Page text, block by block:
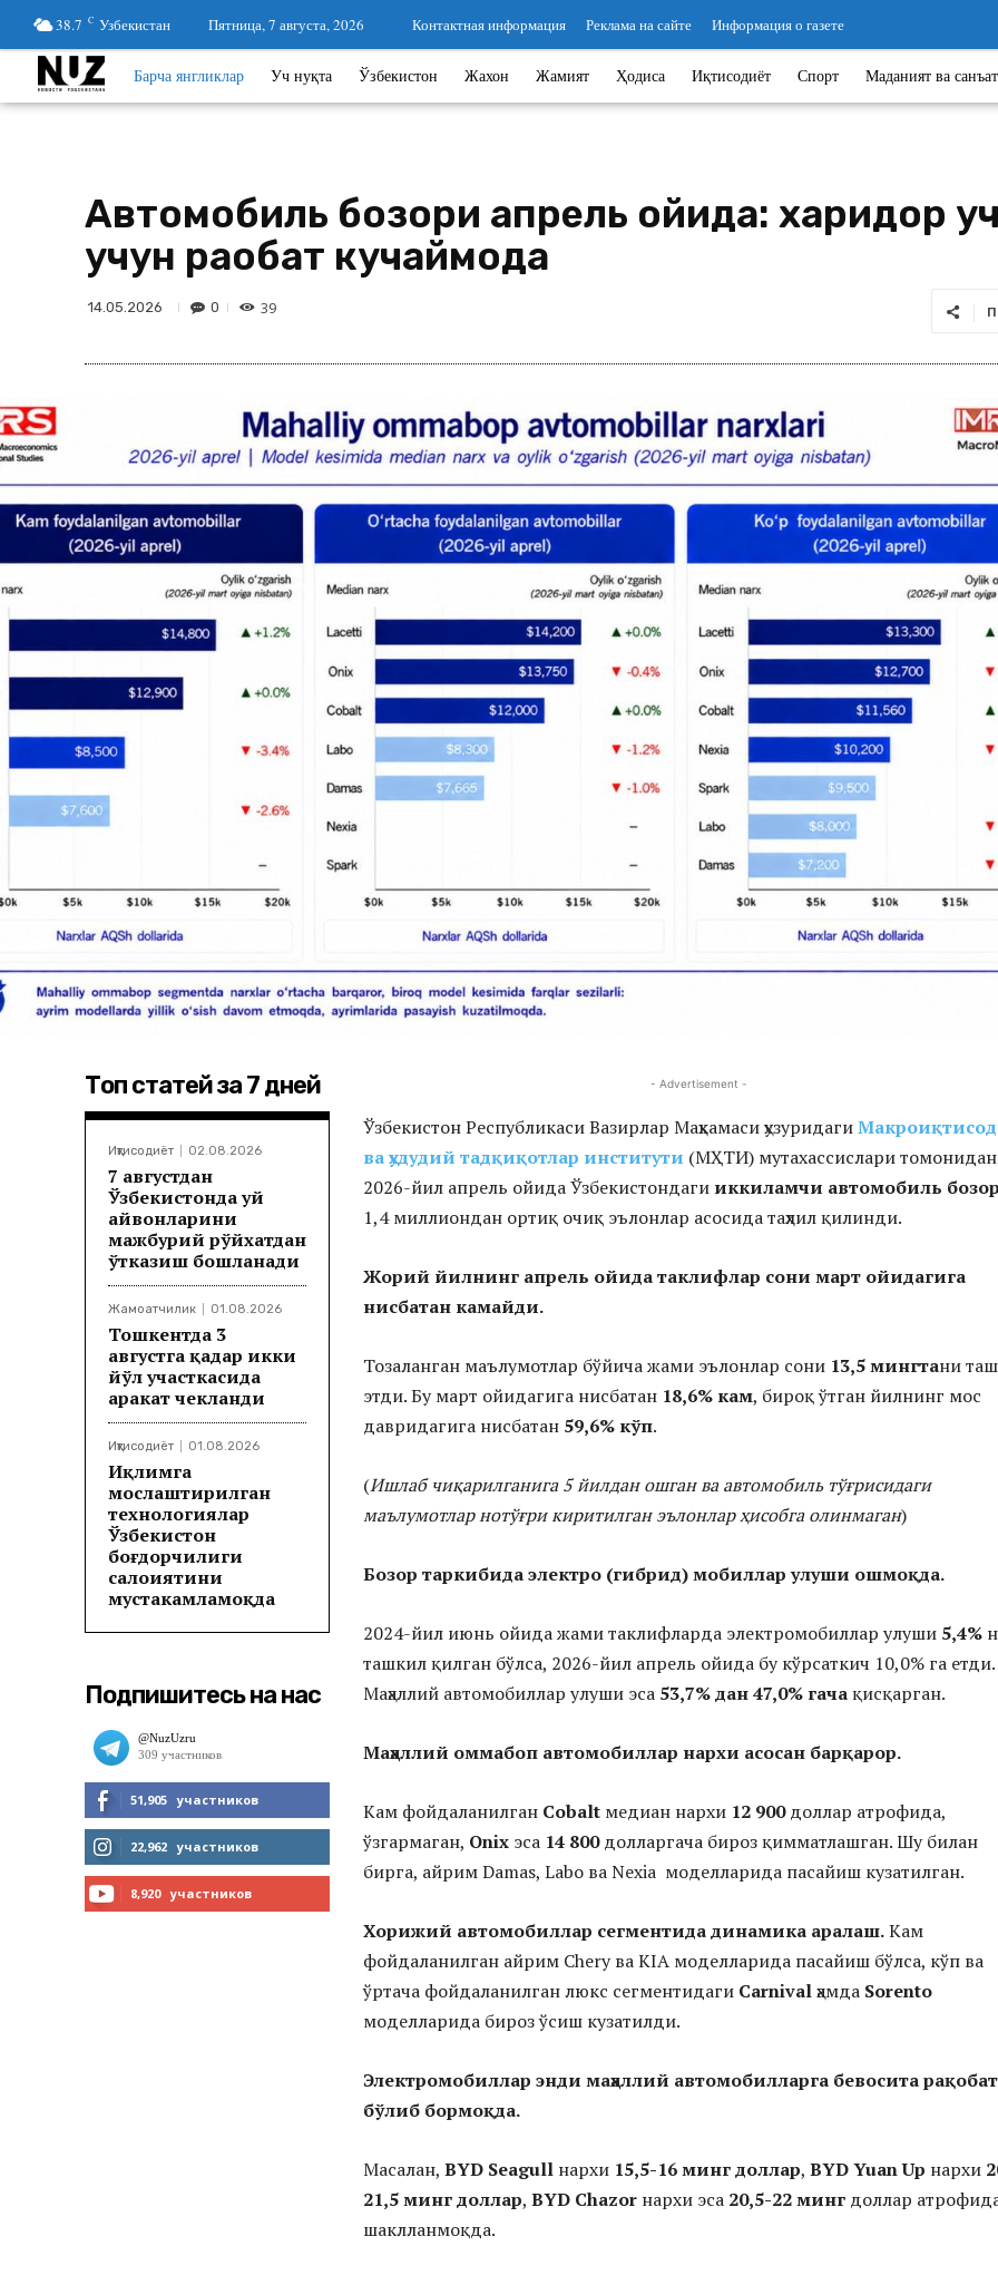
38.7 C Узбекистан Пятница, 7 августа, 2026 Контактная информация Реклама на сайте Информация о газете
Барча янгликлар Уч нуқта Ўзбекистон Жахон Жамият Ҳодиса Иқтисодиёт Спорт Маданият ва санъат
Автомобиль бозори апрель ойида: харидор
учун рақобат кучаймоқда
14.05.2026 0 39
Топ статей за 7 дней
Иқтисодиёт 02.08.2026
7 августдан
Ўзбекистонда уй
ҳайвонларини
мажбурий рўйхатдан
ўтказиш бошланади
Жамоатчилик 01.08.2026
Тошкентда 3
августга қадар икки
йўл участкасида
ҳаракат чекланди
Иқтисодиёт 01.08.2026
Иқлимга
мослаштирилган
технологиялар
Ўзбекистон
боғдорчилиги
салоҳиятини
мустаҳкамламоқда
Подпишитесь на нас
51,905 участников
МНЕ НРАВИТСЯ
22,962 участников
8,920 участников
- Advertisement -
Ўзбекистон Республикаси Вазирлар Маҳкамаси ҳузуридаги
ва ҳудудий тадқиқотлар институти (МҲТИ) мутахассислари томонидан
2026-йил апрель ойида Ўзбекистондаги иккиламчи автомобиль
1,4 миллиондан ортиқ очиқ эълонлар асосида таҳлил қилинди.
Жорий йилнинг апрель ойида таклифлар сони март ойидагига
нисбатан камайди.
Тозаланган маълумотлар бўйича жами эълонлар сони 13,5 мингтани
этди. Бу март ойидагига нисбатан 18,6% кам, бироқ ўтган йилнинг мос
давридагига нисбатан 59,6% кўп.
(Ишлаб чиқарилганига 5 йилдан ошган ва автомобиль тўғрисидаги
маълумотлар нотўғри киритилган эълонлар ҳисобга олинмаган)
Бозор таркибида электро (гибрид) мобиллар улуши ошмоқда.
2024-йил июнь ойида жами таклифларда электромобиллар улуши 5,4%
ташкил қилган бўлса, 2026-йил апрель ойида бу кўрсаткич 10,0% га етди.
Маҳаллий автомобиллар улуши эса 53,7% дан 47,0% гачақисқарган.
Маҳаллий оммабоп автомобиллар нархи асосан барқарор.
Кам фойдаланилган Cobalt медиан нархи 12 900доллар атрофида,
ўзгармаган, Onix эса 14 800долларгача бироз қимматлашган. Шу билан
бирга, айрим Damas, Labo ва Nexia моделларида пасайиш кузатилган.
Хорижий автомобиллар сегментида динамика аралаш.Кам
фойдаланилган айрим Chery ва KIA моделларида пасайиш бўлса, кўп ва
ўртача фойдаланилган люкс сегментидаги Carnivalҳамда Sorento
моделларида бироз ўсиш кузатилди.
Электромобиллар энди маҳаллий автомобилларга бевосита
бўлиб бормоқда.
Масалан, BYD Seagull нархи 15,5-16 минг доллар, BYD Yuan Up нархи
21,5 минг доллар, BYD Chazor нархи эса 20,5-22 минг доллар
шаклланмоқда.